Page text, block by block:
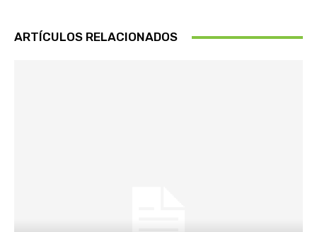
ARTÍCULOS RELACIONADOS